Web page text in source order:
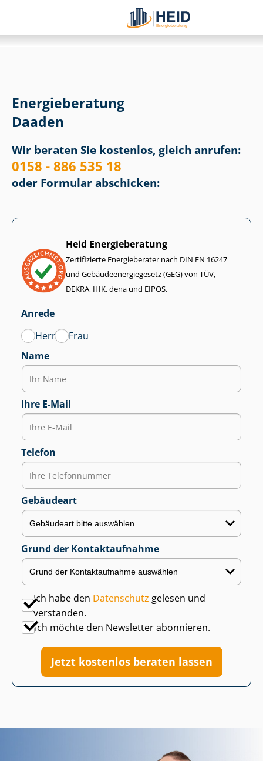
Energieberatung
Daaden
Wir beraten Sie kostenlos, gleich anrufen:
0158 - 886 535 18
oder Formular abschicken:
Heid Energieberatung
Zertifizierte Energieberater nach DIN EN 16247
und Ge­bäu­de­en­er­gie­ge­setz (GEG) von TÜV,
DEKRA, IHK, dena und EIPOS.
Anrede
Herr
Frau
Name
Ihre E-Mail
Telefon
Gebäudeart
Grund der Kontaktaufnahme
Ich habe den Datenschutz gelesen und
verstanden.
Ich möchte den Newsletter abonnieren.
Jetzt kostenlos beraten lassen